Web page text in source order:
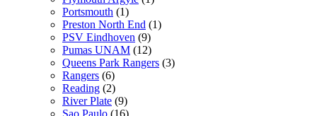
Portsmouth (1)
Preston North End (1)
PSV Eindhoven (9)
Pumas UNAM (12)
Queens Park Rangers (3)
Rangers (6)
Reading (2)
River Plate (9)
Sao Paulo (16)